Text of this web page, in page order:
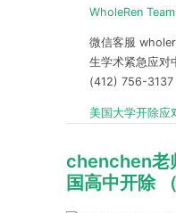
WholeRen Team
微信客服
生学术紧急应对
(412) 756-3137
美国大学开除应
chenchen老
国高中开除